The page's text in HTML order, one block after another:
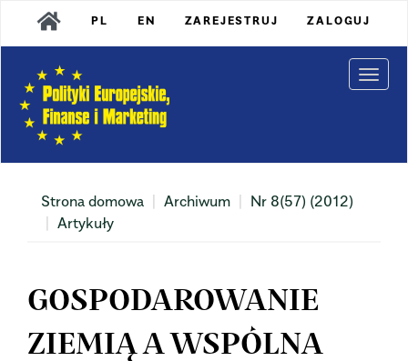
Main
Navigation
Content
Sidebar
PL EN ZAREJESTRUJ ZALOGUJ
Strona domowa Archiwum
Nr 8(57) (2012)
Artykuły
GOSPODAROWANIE
ZIEMIĄ A WSPÓLNA